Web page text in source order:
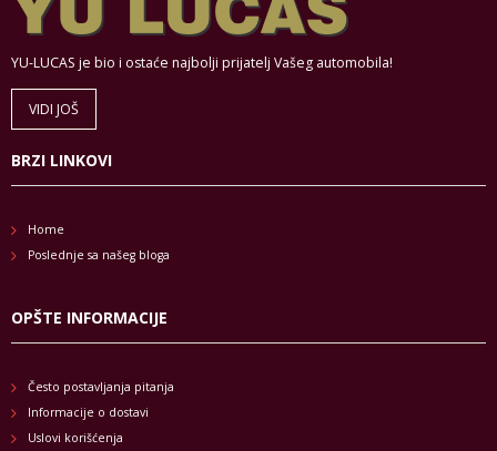
YU-LUCAS je bio i ostaće najbolji prijatelj Vašeg automobila!
VIDI JOŠ
BRZI LINKOVI
Home
Poslednje sa našeg bloga
OPŠTE INFORMACIJE
Često postavljanja pitanja
Informacije o dostavi
Uslovi korišćenja